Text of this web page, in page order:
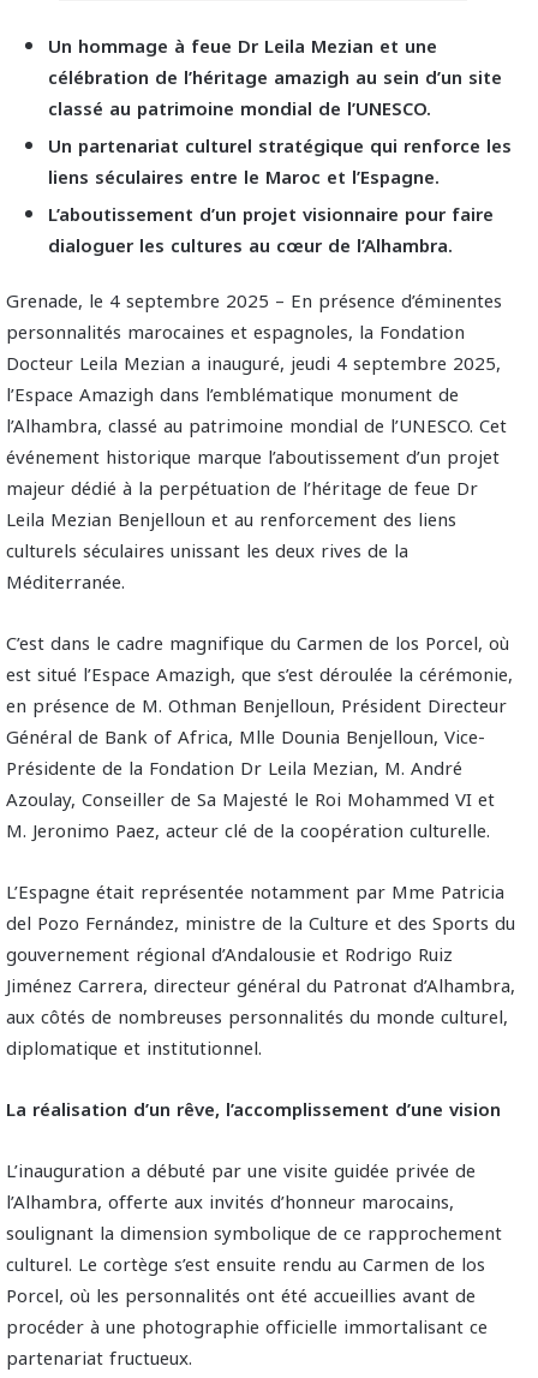
Un hommage à feue Dr Leila Mezian et une
célébration de l’héritage amazigh au sein d’un site
classé au patrimoine mondial de l’UNESCO.
Un partenariat culturel stratégique qui renforce les
liens séculaires entre le Maroc et l’Espagne.
L’aboutissement d’un projet visionnaire pour faire
dialoguer les cultures au cœur de l’Alhambra.
Grenade, le 4 septembre 2025 – En présence d’éminentes
personnalités marocaines et espagnoles, la Fondation
Docteur Leila Mezian a inauguré, jeudi 4 septembre 2025,
l’Espace Amazigh dans l’emblématique monument de
l’Alhambra, classé au patrimoine mondial de l’UNESCO. Cet
événement historique marque l’aboutissement d’un projet
majeur dédié à la perpétuation de l’héritage de feue Dr
Leila Mezian Benjelloun et au renforcement des liens
culturels séculaires unissant les deux rives de la
Méditerranée.
C’est dans le cadre magnifique du Carmen de los Porcel, où
est situé l’Espace Amazigh, que s’est déroulée la cérémonie,
en présence de M. Othman Benjelloun, Président Directeur
Général de Bank of Africa, Mlle Dounia Benjelloun, Vice-
Présidente de la Fondation Dr Leila Mezian, M. André
Azoulay, Conseiller de Sa Majesté le Roi Mohammed VI et
M. Jeronimo Paez, acteur clé de la coopération culturelle.
L’Espagne était représentée notamment par Mme Patricia
del Pozo Fernández, ministre de la Culture et des Sports du
gouvernement régional d’Andalousie et Rodrigo Ruiz
Jiménez Carrera, directeur général du Patronat d’Alhambra,
aux côtés de nombreuses personnalités du monde culturel,
diplomatique et institutionnel.
La réalisation d’un rêve, l’accomplissement d’une vision
L’inauguration a débuté par une visite guidée privée de
l’Alhambra, offerte aux invités d’honneur marocains,
soulignant la dimension symbolique de ce rapprochement
culturel. Le cortège s’est ensuite rendu au Carmen de los
Porcel, où les personnalités ont été accueillies avant de
procéder à une photographie officielle immortalisant ce
partenariat fructueux.